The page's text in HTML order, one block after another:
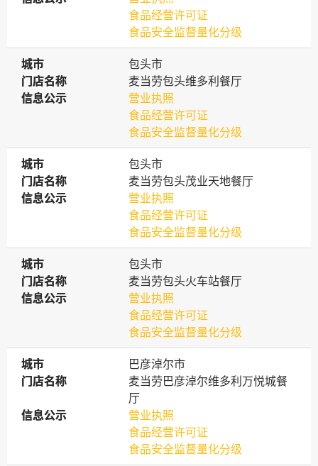
食品经营许可证
食品安全监督量化分级
城市
城市
包头市
门店名称
门店名称
麦当劳包头维多利餐厅
信息公示
信息公示
营业执照
食品经营许可证
食品安全监督量化分级
城市
城市
包头市
门店名称
门店名称
麦当劳包头茂业天地餐厅
信息公示
信息公示
营业执照
食品经营许可证
食品安全监督量化分级
城市
城市
包头市
门店名称
门店名称
麦当劳包头火车站餐厅
信息公示
信息公示
营业执照
食品经营许可证
食品安全监督量化分级
城市
城市
巴彦淖尔市
门店名称
门店名称
麦当劳巴彦淖尔维多利万悦城餐
厅
信息公示
信息公示
营业执照
食品经营许可证
食品安全监督量化分级